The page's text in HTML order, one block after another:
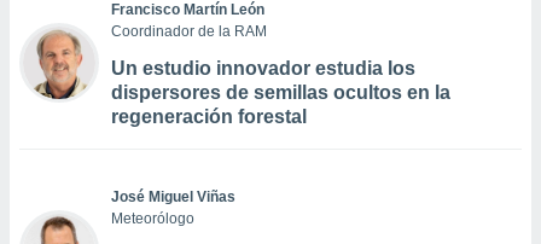
Francisco Martín León
Coordinador de la RAM
Un estudio innovador estudia los
dispersores de semillas ocultos en la
regeneración forestal
José Miguel Viñas
Meteorólogo